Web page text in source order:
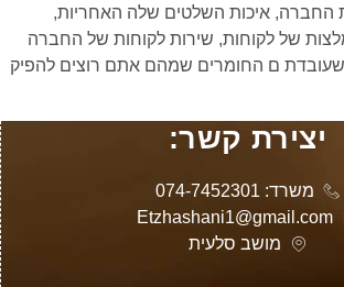
החברה, איכות השלטים שלה האחריות,
של לקוחות, שירות לקוחות של החברה
שעובדת ם החומרים שמהם אתם רוצים להפיק
יצירת קשר:
משרד: 074-7452301
Etzhashani1@gmail.com
מושב סלעית